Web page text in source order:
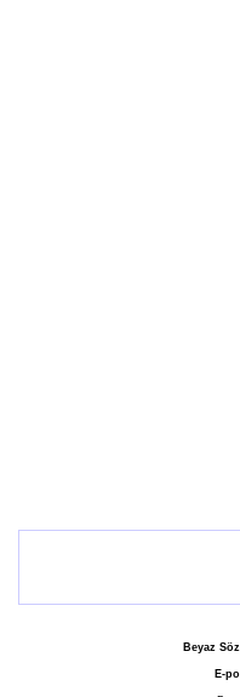
Beyaz
E-